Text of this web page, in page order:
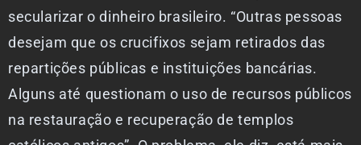
secularizar o dinheiro brasileiro. “Outras pessoas
desejam que os crucifixos sejam retirados das
repartições públicas e instituições bancárias.
Alguns até questionam o uso de recursos públicos
na restauração e recuperação de templos